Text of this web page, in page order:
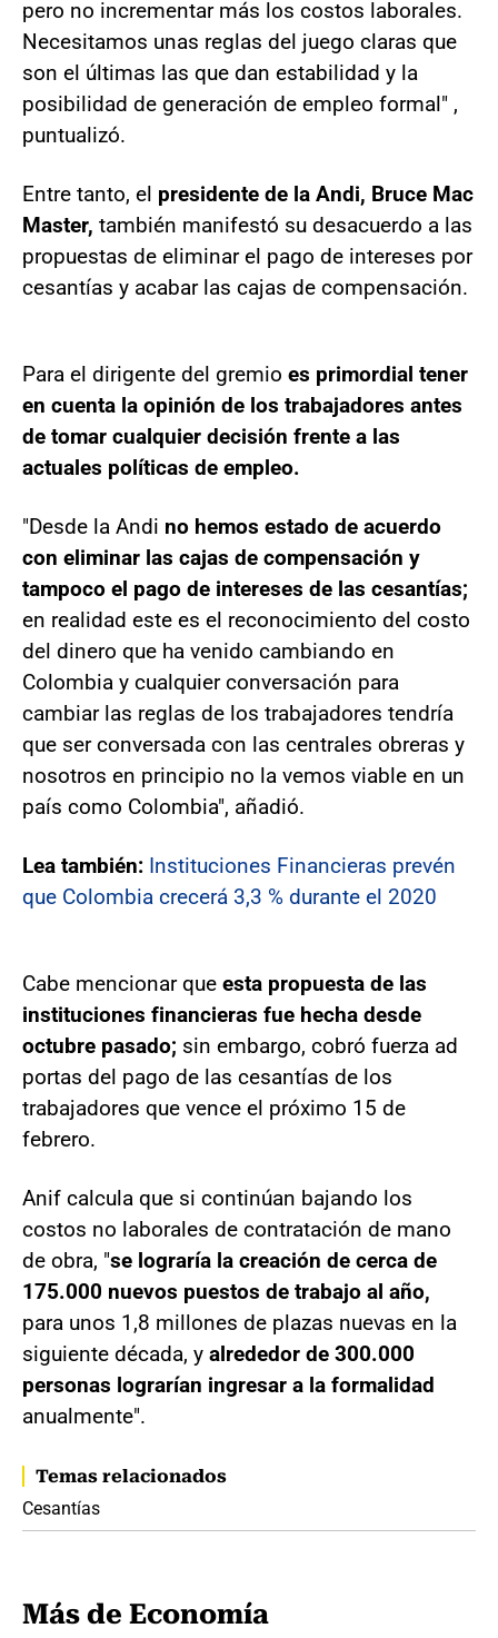
pero no incrementar más los costos laborales.
Necesitamos unas reglas del juego claras que
son el últimas las que dan estabilidad y la
posibilidad de generación de empleo formal" ,
puntualizó.
Entre tanto, el presidente de la Andi, Bruce Mac
Master, también manifestó su desacuerdo a las
propuestas de eliminar el pago de intereses por
cesantías y acabar las cajas de compensación.
Para el dirigente del gremio es primordial tener
en cuenta la opinión de los trabajadores antes
de tomar cualquier decisión frente a las
actuales políticas de empleo.
"Desde la Andi no hemos estado de acuerdo
con eliminar las cajas de compensación y
tampoco el pago de intereses de las cesantías;
en realidad este es el reconocimiento del costo
del dinero que ha venido cambiando en
Colombia y cualquier conversación para
cambiar las reglas de los trabajadores tendría
que ser conversada con las centrales obreras y
nosotros en principio no la vemos viable en un
país como Colombia", añadió.
Lea también: Instituciones Financieras prevén
que Colombia crecerá 3,3 % durante el 2020
Cabe mencionar que esta propuesta de las
instituciones financieras fue hecha desde
octubre pasado; sin embargo, cobró fuerza ad
portas del pago de las cesantías de los
trabajadores que vence el próximo 15 de
febrero.
Anif calcula que si continúan bajando los
costos no laborales de contratación de mano
de obra, "se lograría la creación de cerca de
175.000 nuevos puestos de trabajo al año,
para unos 1,8 millones de plazas nuevas en la
siguiente década, y alrededor de 300.000
personas lograrían ingresar a la formalidad
anualmente".
Temas relacionados
Cesantías
Más de Economía